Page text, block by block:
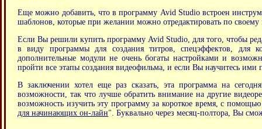
Еще можно добавить, что в программу Avid Studio встроен
шаблонов, которые при желании можно отредактировать по
Если Вы решили купить программу Avid Studio, для того, чтобы
в виду программы для создания титров, спецэффектов, для
дополнительные модули не очень богаты настройками и
пройти все этапы создания видеофильма, и если Вы научитесь ими
В заключении хотел еще раз сказать, эта программа на
возможности, так что лучше обратить внимание на другие
возможность изучить эту программу за короткое время, с
для начинающих он-лайн". Буквально через месяц-полтора, Вы